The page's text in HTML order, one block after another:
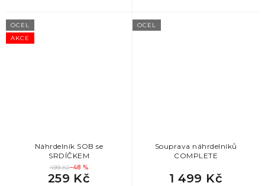
AKCE
OCEL
Náhrdelník SOB se
SRDÍČKEM
499 Kč–48 %
259 Kč
OCEL
Souprava náhrdelníků
COMPLETE
1 499 Kč